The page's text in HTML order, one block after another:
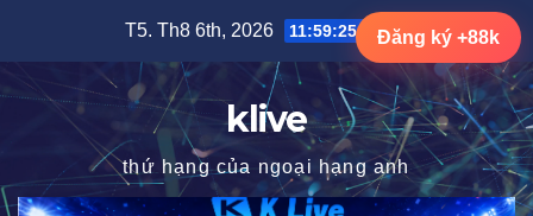
content
T5. Th8 6th, 2026 11:59:26 AM
klive
thứ hạng của ngoại hạng anh
Đăng ký +88k